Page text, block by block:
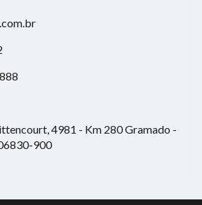
4981 - Km 280 Gramado -
900